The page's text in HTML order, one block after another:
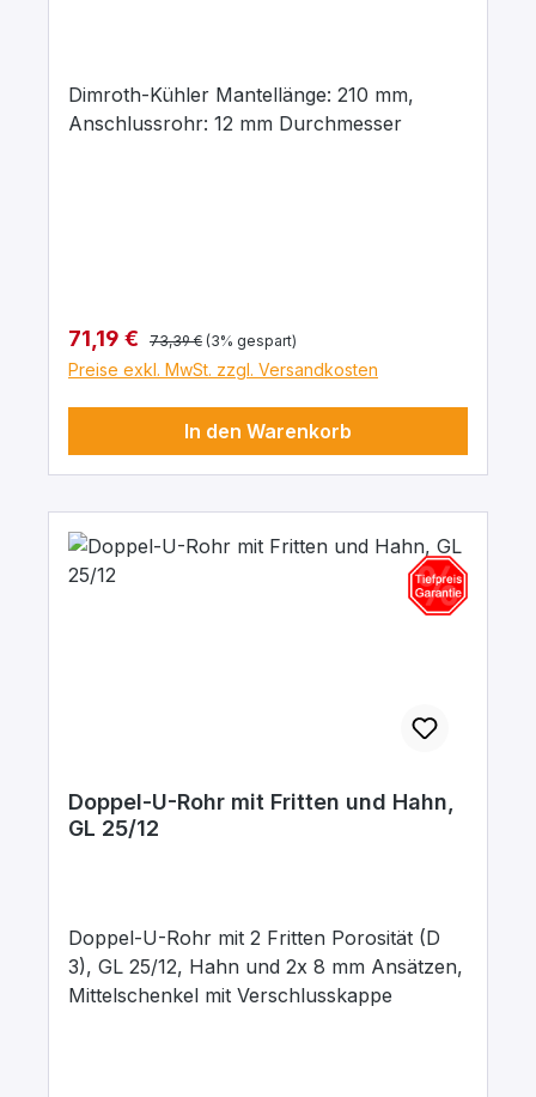
Dimroth-Kühler Mantellänge: 210 mm,
Anschlussrohr: 12 mm Durchmesser
Verkaufspreis:
71,19 € Regulärer Preis:
73,39 € (3% gespart)
Preise exkl. MwSt. zzgl. Versandkosten
In den Warenkorb
Doppel-U-Rohr mit Fritten und Hahn,
GL 25/12
Doppel-U-Rohr mit 2 Fritten Porosität (D
3), GL 25/12, Hahn und 2x 8 mm Ansätzen,
Mittelschenkel mit Verschlusskappe